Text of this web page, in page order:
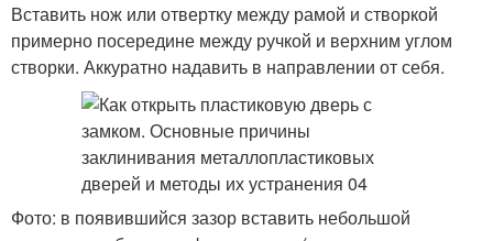
Вставить нож или отвертку между рамой и створкой
примерно посередине между ручкой и верхним углом
створки. Аккуратно надавить в направлении от себя.
Фото: в появившийся зазор вставить небольшой